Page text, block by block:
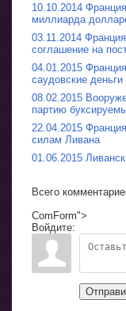
10.10.2014
миллиарда
03.11.2014
соглашение на
04.01.2015
саудовские деньги
08.02.2015
партию
22.04.2015
силам Ливана
01.06.2015
Всего
ComForm">
Войдите: